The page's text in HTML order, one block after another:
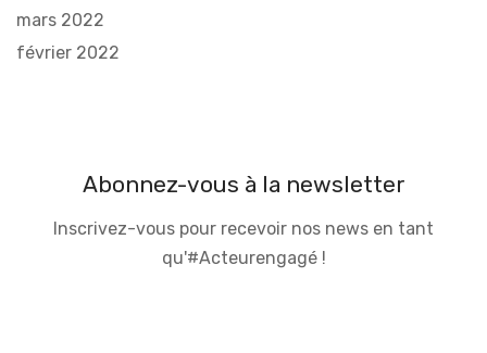
mars 2022
février 2022
Abonnez-vous à la newsletter
Inscrivez-vous pour recevoir nos news en tant
qu'#Acteurengagé !